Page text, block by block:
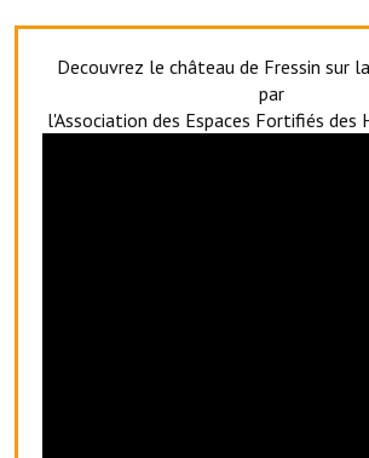
Le bulletin municipal : Fressinfo & Le
Decouvrez le château de Fressin sur
par
l'Association des Espaces Fortifiés des